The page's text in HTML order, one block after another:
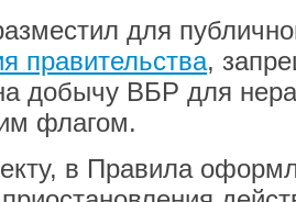
для
правительства,
добычу ВБР для
флагом.
в Правила